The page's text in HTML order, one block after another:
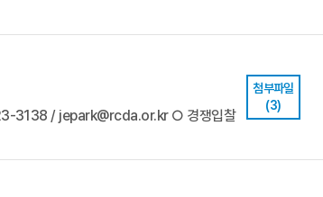
3138 / jepark@rcda.or.kr ○ 경쟁입찰
첨부파일
(3)